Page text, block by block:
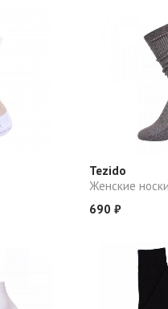
Tezido
Женские носки
690 ₽